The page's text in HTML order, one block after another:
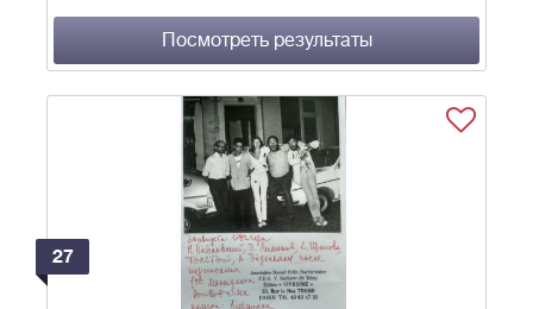
Посмотреть результаты
27